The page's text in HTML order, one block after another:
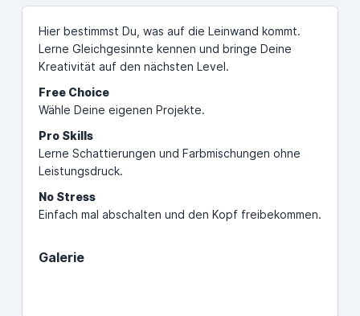
Hier bestimmst Du, was auf die Leinwand kommt.
Lerne Gleichgesinnte kennen und bringe Deine
Kreativität auf den nächsten Level.
Free Choice
Wähle Deine eigenen Projekte.
Pro Skills
Lerne Schattierungen und Farbmischungen ohne
Leistungsdruck.
No Stress
Einfach mal abschalten und den Kopf freibekommen.
Galerie